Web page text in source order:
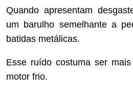
Quando apresentam
um barulho semelhante a
batidas metálicas.
Esse ruído costuma ser
motor frio.